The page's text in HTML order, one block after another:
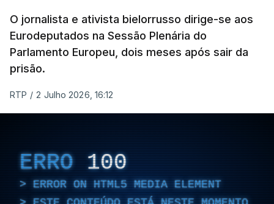
O jornalista e ativista bielorrusso dirige-se aos
Eurodeputados na Sessão Plenária do
Parlamento Europeu, dois meses após sair da
prisão.
RTP / 2 Julho 2026, 16:12
ERRO 100
ERROR ON HTML5 MEDIA ELEMENT